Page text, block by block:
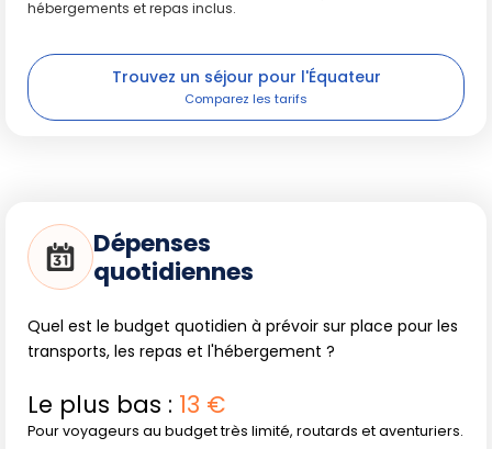
au public à la Station Charles Darwin. Ces événements
multiplient les rencontres tout en pouvant entraîner une
fréquentation accrue.
Les Galápagos présentent une vulnérabilité écologique
unique. Il est essentiel de respecter les espaces balisés,
préservation (ateliers, écovolontariat). En période
d'observation animalière, privilégiez la discrétion et les
efforts continus de conservation n'empêchent pas
certains défis, notamment le surtourisme, la pollution
hébergements et repas inclus.
Trouvez un séjour pour l'Équateur
Dépenses
quotidiennes
Quel est le budget quotidien à prévoir sur place pour les
transports, les repas et l'hébergement ?
Le plus bas : 13 €
Pour voyageurs au budget très limité, routards et aventuriers.